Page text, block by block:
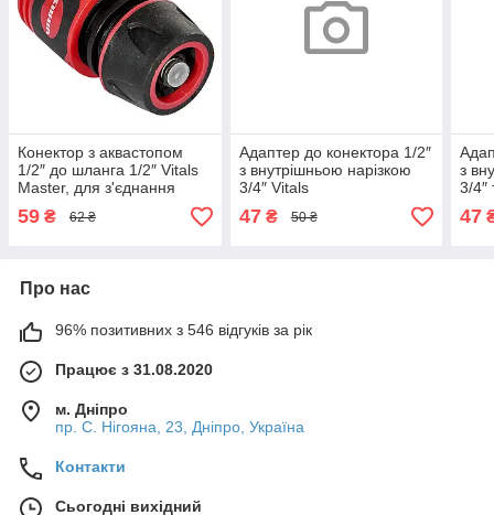
Конектор з аквастопом
1/2″ до шланга 1/2″ Vitals
Master, для з'єднання
розпилювачами,
59 ₴ 62 ₴
Адаптер до конектора 1/2″
з внутрішньою нарізкою
3/4″ Vitals
47₴ 50 ₴
з
3/4″
47
Про нас
96% позитивних з 546 відгуків за рік
Працює з 31.08.2020
м. Дніпро
пр. С. Нігояна, 23, Дніпро, Україна
Контакти
Сьогодні вихідний